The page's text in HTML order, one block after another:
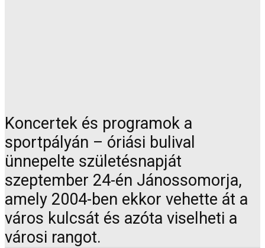
Koncertek és programok a
sportpályán – óriási bulival
ünnepelte születésnapját
szeptember 24-én Jánossomorja,
amely 2004-ben ekkor vehette át a
város kulcsát és azóta viselheti a
városi rangot.